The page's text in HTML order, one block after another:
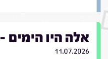
אלה היו הימים - 11.07.26
11.07.2026